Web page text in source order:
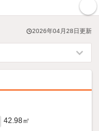
2026年04月28日更新
42.98㎡